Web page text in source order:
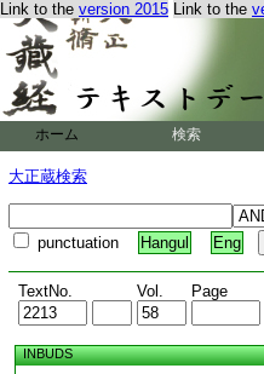
Link to the version 2015 Link to the
ホーム 検索
大正蔵検索
punctuation Hangul Eng
TextNo. Vol. Page
INBUDS